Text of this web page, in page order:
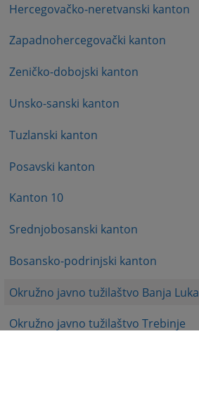
Hercegovačko-neretvanski kanton
Zapadnohercegovački kanton
Zeničko-dobojski kanton
Unsko-sanski kanton
Tuzlanski kanton
Posavski kanton
Kanton 10
Srednjobosanski kanton
Bosansko-podrinjski kanton
Okružno javno tužilaštvo Banja Luka
Okružno javno tužilaštvo Trebinje